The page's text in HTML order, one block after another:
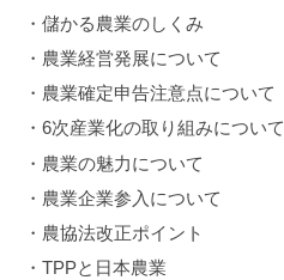
・儲かる農業のしくみ
・農業経営発展について
・農業確定申告注意点について
・6次産業化の取り組みについて
・農業の魅力について
・農業企業参入について
・農協法改正ポイント
・TPPと日本農業